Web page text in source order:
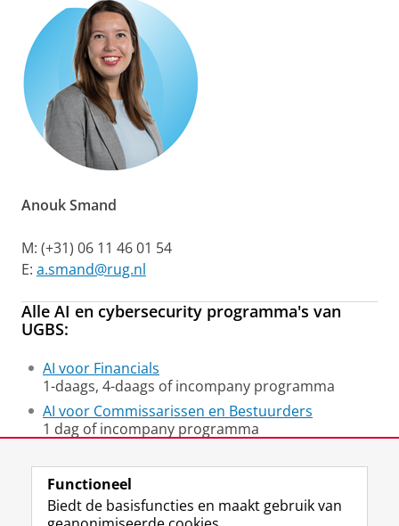
Anouk Smand
M: (+31) 06 11 46 01 54
E: a.smand@rug.nl
Alle AI en cybersecurity programma's van
UGBS:
AI voor Financials
1-daags, 4-daags of incompany programma
AI voor Commissarissen en Bestuurders
1 dag of incompany programma
Bestuurders
1 dag of incompany programma
Functioneel
Biedt de basisfuncties en maakt gebruik van